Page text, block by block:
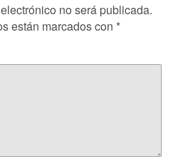
no será publicada.
están marcados con *